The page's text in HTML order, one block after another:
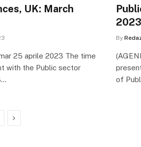
UK: March
25 aprile 2023 The time
with the Public sector
2023
By
of
Next